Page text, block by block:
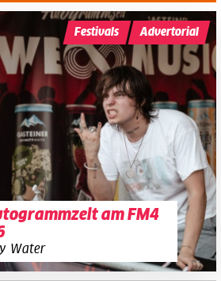
am FM4
Water
Festivals Advertorial